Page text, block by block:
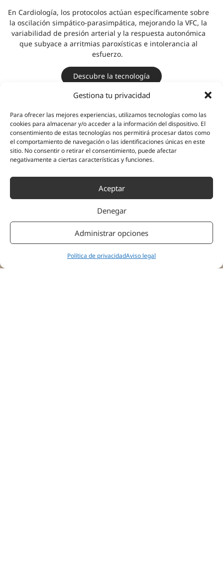
Gestiona tu privacidad
Para ofrecer las mejores experiencias, utilizamos tecnologías como las
cookies para almacenar y/o acceder a la información del dispositivo. El
consentimiento de estas tecnologías nos permitirá procesar datos como
el comportamiento de navegación o las identificaciones únicas en este
sitio. No consentir o retirar el consentimiento, puede afectar
negativamente a ciertas características y funciones.
Aceptar
Denegar
Administrar opciones
Política de privacidadAviso legal
En Cardiología, los protocolos actúan específicamente sobre
la oscilación simpático-parasimpática, mejorando la VFC, la
variabilidad de presión arterial y la respuesta autonómica
que subyace a arritmias paroxísticas e intolerancia al
esfuerzo.
Descubre la tecnología
«Lo que vamos a ver es si somos capaces de tener una
recuperación con unos resultados mucho más óptimos
tanto a nivel de funcionalidad, escalas de dolor, y también